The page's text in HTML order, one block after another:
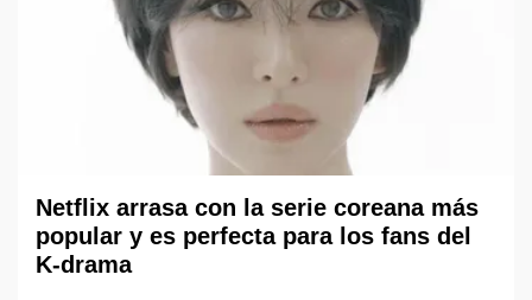
Netflix arrasa con la serie coreana más
popular y es perfecta para los fans del
K-drama